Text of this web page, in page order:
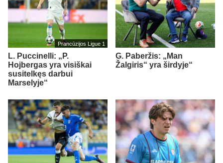
Prancūzijos Ligue 1
L. Puccinelli: „P.
Hojbergas yra visiškai
susitelkęs darbui
Marselyje“
G. Paberžis: „Man
Žalgiris“ yra širdyje“